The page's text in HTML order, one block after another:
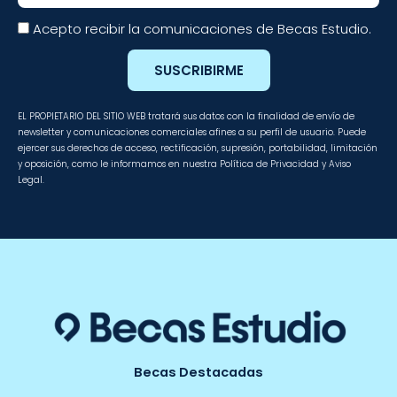
Acepto recibir la comunicaciones de Becas Estudio.
SUSCRIBIRME
EL PROPIETARIO DEL SITIO WEB tratará sus datos con la finalidad de envío de
newsletter y comunicaciones comerciales afines a su perfil de usuario. Puede
ejercer sus derechos de acceso, rectificación, supresión, portabilidad, limitación
y oposición, como le informamos en nuestra Política de Privacidad y Aviso
Legal.
Becas Destacadas